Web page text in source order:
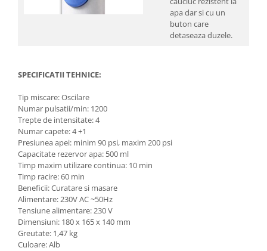
apa dar si cu un
buton care
detaseaza duzele.
SPECIFICATII TEHNICE:
Tip miscare: Oscilare
Numar pulsatii/min: 1200
Trepte de intensitate: 4
Numar capete: 4 +1
Presiunea apei: minim 90 psi, maxim 200 psi
Capacitate rezervor apa: 500 ml
Timp maxim utilizare continua: 10 min
Timp racire: 60 min
Beneficii: Curatare si masare
Alimentare: 230V AC ~50Hz
Tensiune alimentare: 230 V
Dimensiuni: 180 x 165 x 140 mm
Greutate: 1,47 kg
Culoare: Alb